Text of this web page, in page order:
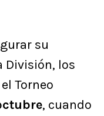
su
División, los
Torneo
, cuando